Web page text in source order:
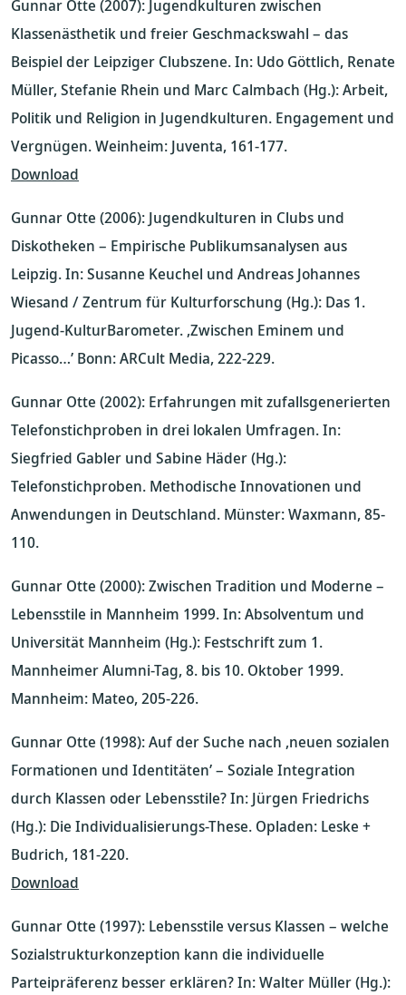
Gunnar Otte (2007): Jugendkulturen zwischen
Klassenästhetik und freier Geschmackswahl – das
Beispiel der Leipziger Clubszene. In: Udo Göttlich, Renate
Müller, Stefanie Rhein und Marc Calmbach (Hg.): Arbeit,
Politik und Religion in Jugendkulturen. Engagement und
Vergnügen. Weinheim: Juventa, 161-177.
Download
Gunnar Otte (2006): Jugendkulturen in Clubs und
Diskotheken – Empirische Publikumsanalysen aus
Leipzig. In: Susanne Keuchel und Andreas Johannes
Wiesand / Zentrum für Kulturforschung (Hg.): Das 1.
Jugend-KulturBarometer. ‚Zwischen Eminem und
Picasso…’ Bonn: ARCult Media, 222-229.
Gunnar Otte (2002): Erfahrungen mit zufallsgenerierten
Telefonstichproben in drei lokalen Umfragen. In:
Siegfried Gabler und Sabine Häder (Hg.):
Telefonstichproben. Methodische Innovationen und
Anwendungen in Deutschland. Münster: Waxmann, 85-
110.
Gunnar Otte (2000): Zwischen Tradition und Moderne –
Lebensstile in Mannheim 1999. In: Absolventum und
Universität Mannheim (Hg.): Festschrift zum 1.
Mannheimer Alumni-Tag, 8. bis 10. Oktober 1999.
Mannheim: Mateo, 205-226.
Gunnar Otte (1998): Auf der Suche nach ‚neuen sozialen
Formationen und Identitäten’ – Soziale Integration
durch Klassen oder Lebensstile? In: Jürgen Friedrichs
(Hg.): Die Individualisierungs-These. Opladen: Leske +
Budrich, 181-220.
Download
Gunnar Otte (1997): Lebensstile versus Klassen – welche
Sozialstrukturkonzeption kann die individuelle
Parteipräferenz besser erklären? In: Walter Müller (Hg.):